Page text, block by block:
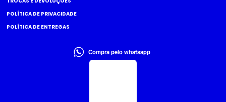
POLÍTICA DE PRIVACIDADE
POLÍTICA DE ENTREGAS
Compra pelo whatsapp